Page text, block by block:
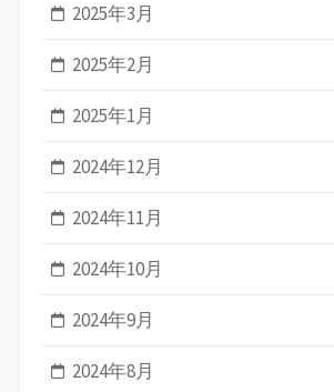
2025年3月
2025年2月
2025年1月
2024年12月
2024年11月
2024年10月
2024年9月
2024年8月